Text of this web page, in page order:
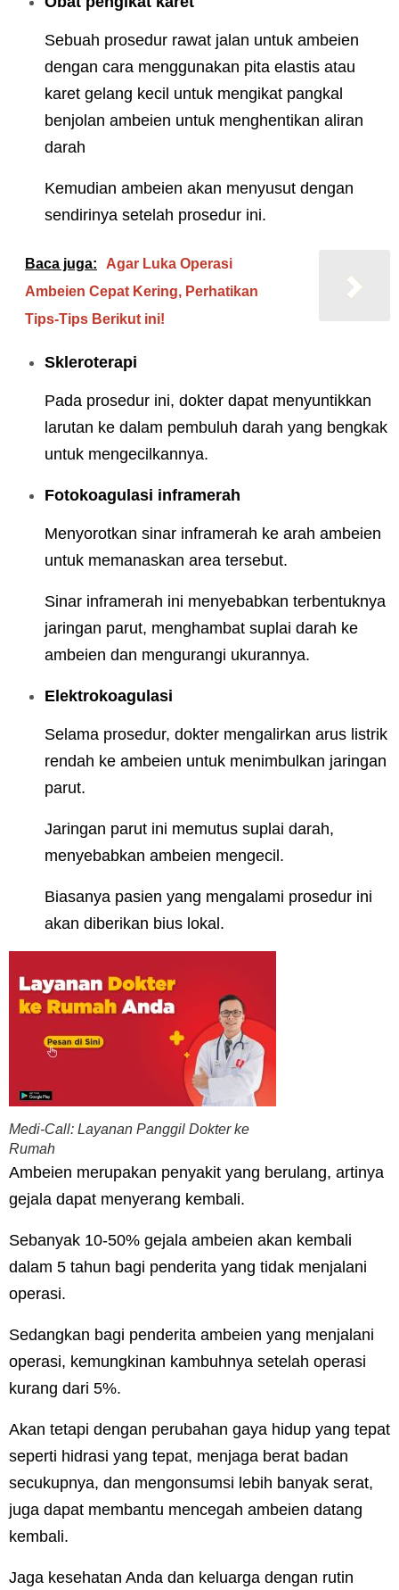
Sebuah prosedur rawat jalan untuk ambeien
dengan cara menggunakan pita elastis atau
karet gelang kecil untuk mengikat pangkal
benjolan ambeien untuk menghentikan aliran
darah
Kemudian ambeien akan menyusut dengan
sendirinya setelah prosedur ini.
Baca juga:
Agar Luka Operasi
Ambeien Cepat Kering, Perhatikan
Tips-Tips Berikut ini!
Skleroterapi
Pada prosedur ini, dokter dapat menyuntikkan
larutan ke dalam pembuluh darah yang bengkak
untuk mengecilkannya.
Fotokoagulasi inframerah
Menyorotkan sinar inframerah ke arah ambeien
untuk memanaskan area tersebut.
Sinar inframerah ini menyebabkan terbentuknya
jaringan parut, menghambat suplai darah ke
ambeien dan mengurangi ukurannya.
Elektrokoagulasi
Selama prosedur, dokter mengalirkan arus listrik
rendah ke ambeien untuk menimbulkan jaringan
parut.
Jaringan parut ini memutus suplai darah,
menyebabkan ambeien mengecil.
Biasanya pasien yang mengalami prosedur ini
akan diberikan bius lokal.
Medi-Call: Layanan Panggil Dokter ke
Rumah
Ambeien merupakan penyakit yang berulang, artinya
gejala dapat menyerang kembali.
Sebanyak 10-50% gejala ambeien akan kembali
dalam 5 tahun bagi penderita yang tidak menjalani
operasi.
Sedangkan bagi penderita ambeien yang menjalani
operasi, kemungkinan kambuhnya setelah operasi
kurang dari 5%.
Akan tetapi dengan perubahan gaya hidup yang tepat
seperti hidrasi yang tepat, menjaga berat badan
secukupnya, dan mengonsumsi lebih banyak serat,
juga dapat membantu mencegah ambeien datang
kembali.
Jaga kesehatan Anda dan keluarga dengan rutin